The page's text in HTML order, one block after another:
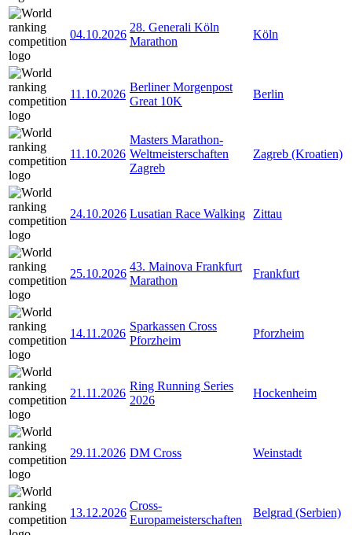
04.10.2026
28. Generali Köln
Marathon
Köln
11.10.2026
Berliner Morgenpost
Great 10K
Berlin
11.10.2026
Masters Marathon-
Weltmeisterschaften
Zagreb
Zagreb (Kroatien)
24.10.2026 Lusatian Race Walking Zittau
25.10.2026
43. Mainova Frankfurt
Marathon
Frankfurt
14.11.2026
Sparkassen Cross
Pforzheim
Pforzheim
21.11.2026
Ring Running Series
2026
Hockenheim
29.11.2026 DM Cross Weinstadt
13.12.2026
Cross-
Europameisterschaften
Belgrad (Serbien)